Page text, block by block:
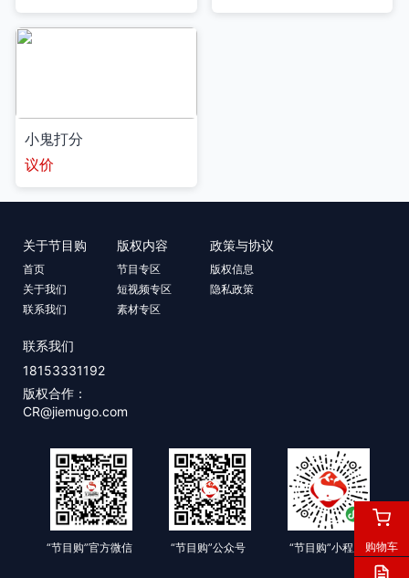
小鬼打分
议价
关于节目购
首页
关于我们
联系我们
版权内容
节目专区
短视频专区
素材专区
政策与协议
版权信息
隐私政策
联系我们
18153331192
版权合作：
CR@jiemugo.com
“节目购”官方微信 “节目购”公众号 “节目购”小程序 购物车